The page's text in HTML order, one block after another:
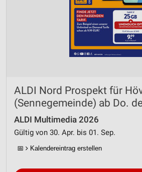
ALDI Nord Prospekt für
(Sennegemeinde) ab Do.
ALDI Multimedia 2026
Gültig von 30. Apr. bis 01. Sep.
📅 Kalendereintrag erstellen